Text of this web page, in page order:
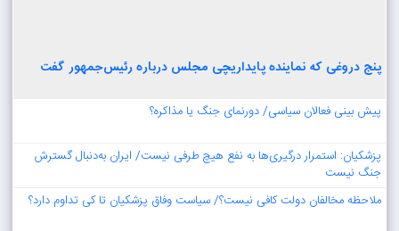
پنج دروغی که نماینده پایداریچی مجلس درباره رئیس‌جمهور گفت
پیش بینی فعالان سیاسی/ دورنمای جنگ یا مذاکره؟
پزشکیان: استمرار درگیری‌ها به نفع هیچ طرفی نیست/ ایران به‌دنبال گسترش
جنگ نیست
ملاحظه مخالفان دولت کافی نیست؟/ سیاست وفاق پزشکیان تا کی تداوم دارد؟